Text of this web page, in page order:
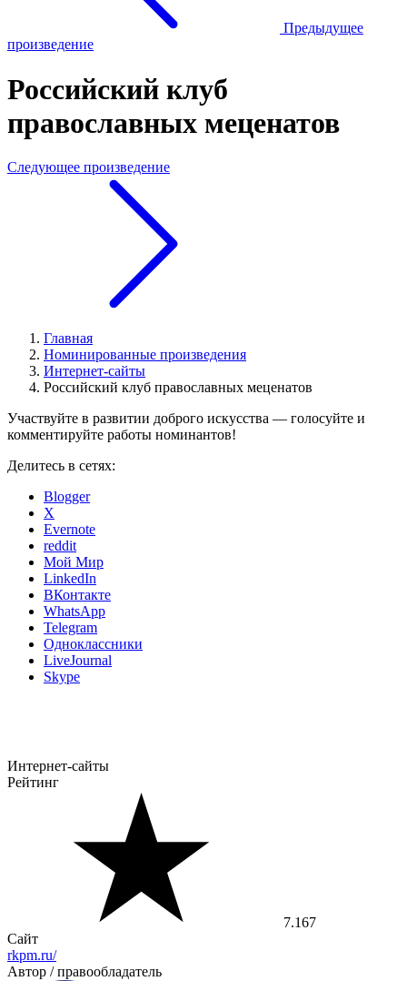
Предыдущее
произведение
Российский клуб
православных меценатов
Следующее произведение
Главная
Номинированные произведения
Интернет-сайты
Российский клуб православных меценатов
Участвуйте в развитии доброго искусства — голосуйте и
комментируйте работы номинантов!
Делитесь в сетях:
Blogger
X
Evernote
reddit
Мой Мир
LinkedIn
ВКонтакте
WhatsApp
Telegram
Одноклассники
LiveJournal
Skype
Интернет-сайты
Рейтинг
7.167
Сайт
rkpm.ru/
Автор / правообладатель